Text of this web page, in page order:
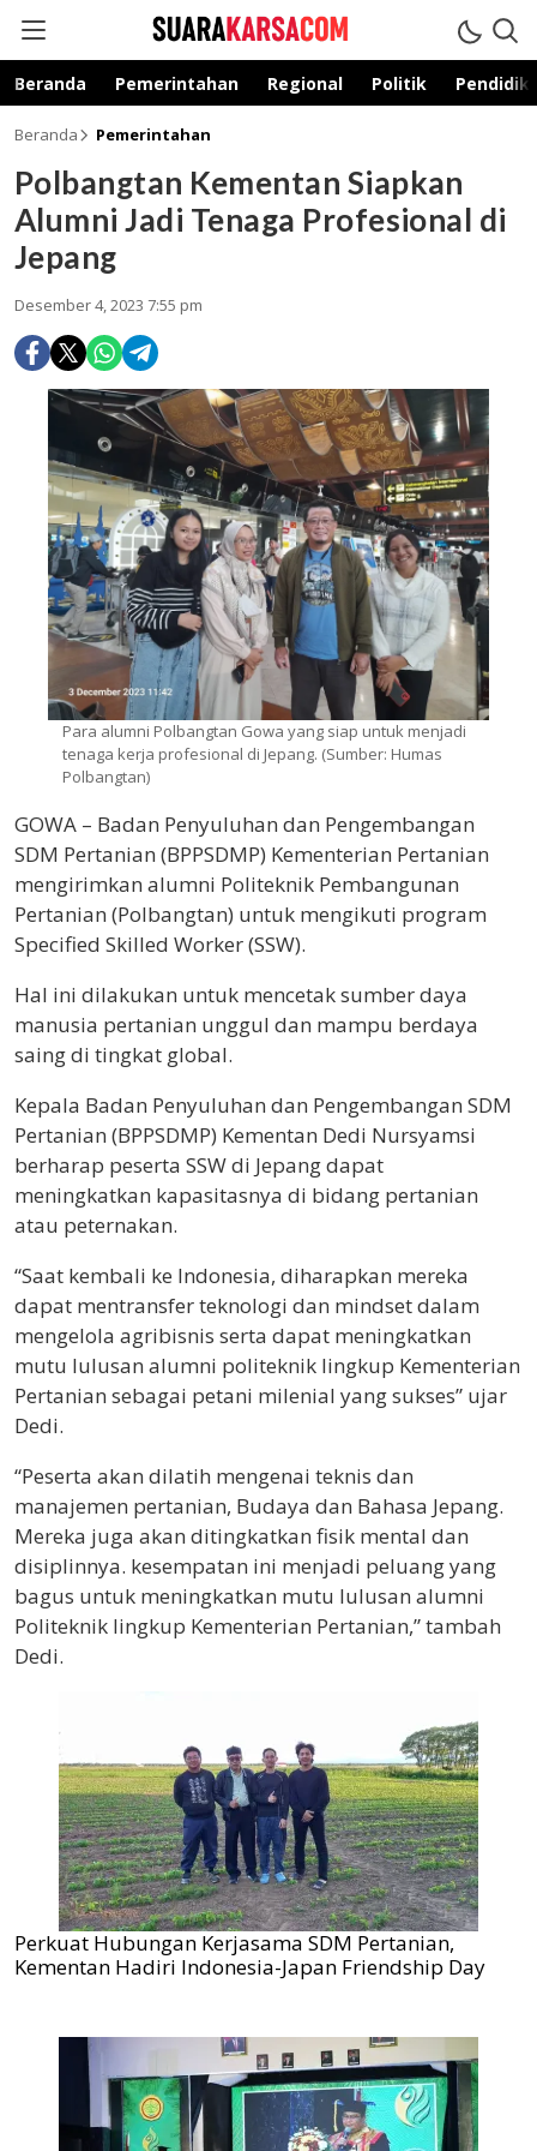
suarakarsa.com
Informasi terpercaya
Beranda Pemerintahan Regional Politik
Beranda Pemerintahan
Polbangtan Kementan Siapkan
Alumni Jadi Tenaga Profesional di
Jepang
Desember 4, 2023 7:55 pm
Para alumni Polbangtan Gowa yang siap untuk menjadi
tenaga kerja profesional di Jepang. (Sumber: Humas
Polbangtan)
GOWA – Badan Penyuluhan dan Pengembangan
SDM Pertanian (BPPSDMP) Kementerian Pertanian
mengirimkan alumni Politeknik Pembangunan
Pertanian (Polbangtan) untuk mengikuti program
Specified Skilled Worker (SSW).
Hal ini dilakukan untuk mencetak sumber daya
manusia pertanian unggul dan mampu berdaya
saing di tingkat global.
Kepala Badan Penyuluhan dan Pengembangan SDM
Pertanian (BPPSDMP) Kementan Dedi Nursyamsi
berharap peserta SSW di Jepang dapat
meningkatkan kapasitasnya di bidang pertanian
atau peternakan.
“Saat kembali ke Indonesia, diharapkan mereka
dapat mentransfer teknologi dan mindset dalam
mengelola agribisnis serta dapat meningkatkan
mutu lulusan alumni politeknik lingkup Kementerian
Pertanian sebagai petani milenial yang sukses” ujar
Dedi.
“Peserta akan dilatih mengenai teknis dan
manajemen pertanian, Budaya dan Bahasa Jepang.
Mereka juga akan ditingkatkan fisik mental dan
disiplinnya. kesempatan ini menjadi peluang yang
bagus untuk meningkatkan mutu lulusan alumni
Politeknik lingkup Kementerian Pertanian,” tambah
Dedi.
Perkuat Hubungan Kerjasama SDM Pertanian,
Kementan Hadiri Indonesia-Japan Friendship Day